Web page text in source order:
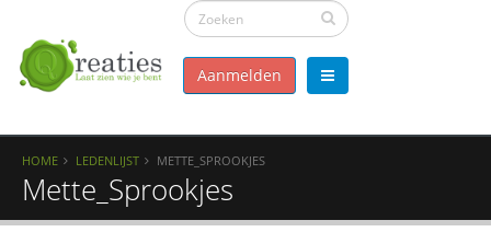
Aanmelden
HOME LEDENLIJST METTE_SPROOKJES
Mette_Sprookjes